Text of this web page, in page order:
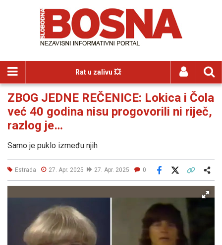
Rat u zalivu 💥
ZBOG JEDNE REČENICE: Lokica i Čola
već 40 godina nisu progovorili ni riječ,
razlog je…
Samo je puklo između njih
Estrada 27. Apr. 2025 27. Apr. 2025 0
Facebook